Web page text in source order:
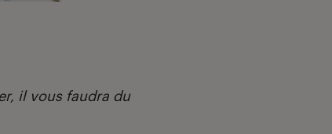
il vous faudra du